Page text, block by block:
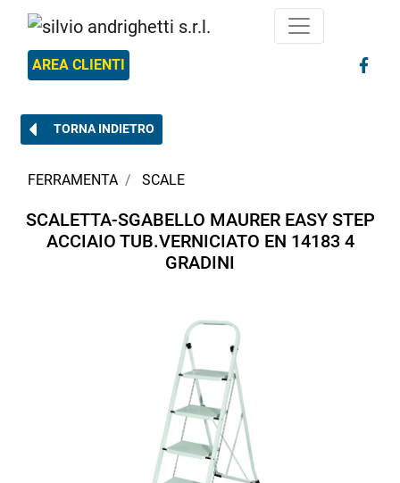
AREA CLIENTI
TORNA INDIETRO
FERRAMENTA SCALE
SCALETTA-SGABELLO MAURER EASY STEP
ACCIAIO TUB.VERNICIATO EN 14183 4
GRADINI